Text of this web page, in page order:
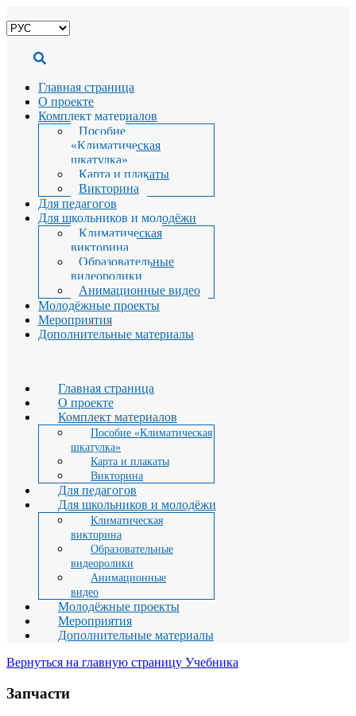
Выбрать
Главная страница
О проекте
Комплект материалов
Пособие
«Климатическая
шкатулка»
Карта и плакаты
Викторина
Для педагогов
Для школьников и молодёжи
Климатическая
викторина
Образовательные
видеоролики
Анимационные видео
Молодёжные проекты
Мероприятия
Дополнительные материалы
Главная страница
О проекте
Комплект материалов
Пособие «Климатическая
шкатулка»
Карта и плакаты
Викторина
Для педагогов
Для школьников и молодёжи
Климатическая
викторина
Образовательные
видеоролики
Анимационные
видео
Молодёжные проекты
Мероприятия
Дополнительные материалы
Вернуться на главную страницу Учебника
Запчасти